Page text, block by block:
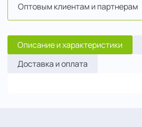
Оптовым клиентам и партнерам
Описание и характеристики
Доставка и оплата